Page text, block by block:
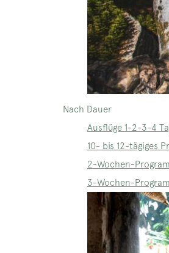
Nach Dauer
Ausflüge 1-2-3-4
10- bis 12-tägiges
2-Wochen-
3-Wochen-